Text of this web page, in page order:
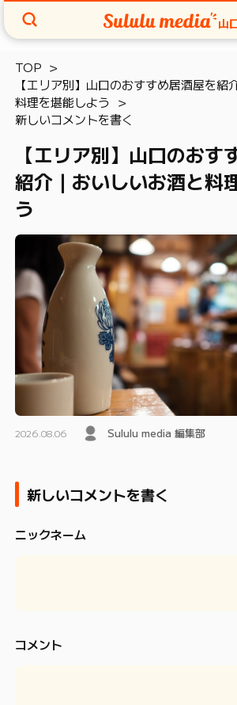
山
TOP
【エリア別】山口のおすすめ居酒屋を紹
料理を堪能しよう
新しいコメントを書く
【エリア別】山口のおす
紹介｜おいしいお酒と料
う
2026.08.06 Sululu media 編集部
新しいコメントを書く
ニックネーム
コメント